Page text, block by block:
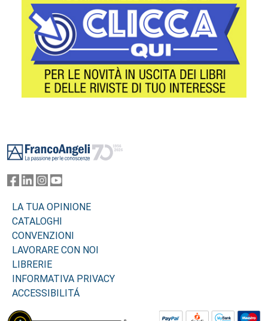
LA TUA OPINIONE
CATALOGHI
CONVENZIONI
LAVORARE CON NOI
LIBRERIE
INFORMATIVA PRIVACY
ACCESSIBILITÁ